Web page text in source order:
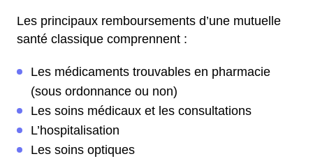
Les principaux remboursements d’une mutuelle
santé classique comprennent :
Les médicaments trouvables en pharmacie
(sous ordonnance ou non)
Les soins médicaux et les consultations
L’hospitalisation
Les soins optiques